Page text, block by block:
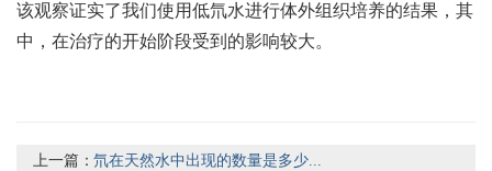
该观察证实了我们使用低氘水进行体外组织培养的结果，其
中，在治疗的开始阶段受到的影响较大。
上一篇：氘在天然水中出现的数量是多少...